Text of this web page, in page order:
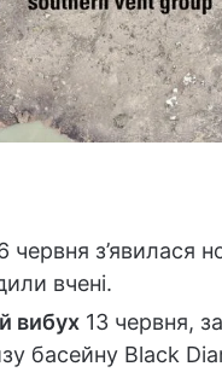
червня з’явилася
вчені.
вибух 13 червня,
басейну Black